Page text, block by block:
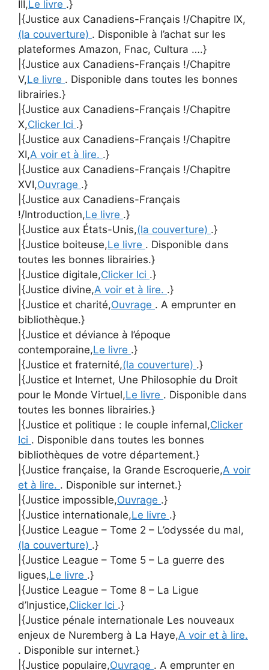
III,Le livre .}
|{Justice aux Canadiens-Français !/Chapitre IX,
(la couverture) . Disponible à l’achat sur les
plateformes Amazon, Fnac, Cultura ….}
|{Justice aux Canadiens-Français !/Chapitre
V,Le livre . Disponible dans toutes les bonnes
librairies.}
|{Justice aux Canadiens-Français !/Chapitre
X,Clicker Ici .}
|{Justice aux Canadiens-Français !/Chapitre
XI,A voir et à lire. .}
|{Justice aux Canadiens-Français !/Chapitre
XVI,Ouvrage .}
|{Justice aux Canadiens-Français
!/Introduction,Le livre .}
|{Justice aux États-Unis,(la couverture) .}
|{Justice boiteuse,Le livre . Disponible dans
toutes les bonnes librairies.}
|{Justice digitale,Clicker Ici .}
|{Justice divine,A voir et à lire. .}
|{Justice et charité,Ouvrage . A emprunter en
bibliothèque.}
|{Justice et déviance à l’époque
contemporaine,Le livre .}
|{Justice et fraternité,(la couverture) .}
|{Justice et Internet, Une Philosophie du Droit
pour le Monde Virtuel,Le livre . Disponible dans
toutes les bonnes librairies.}
|{Justice et politique : le couple infernal,Clicker
Ici . Disponible dans toutes les bonnes
bibliothèques de votre département.}
|{Justice française, la Grande Escroquerie,A voir
et à lire. . Disponible sur internet.}
|{Justice impossible,Ouvrage .}
|{Justice internationale,Le livre .}
|{Justice League – Tome 2 – L’odyssée du mal,
(la couverture) .}
|{Justice League – Tome 5 – La guerre des
ligues,Le livre .}
|{Justice League – Tome 8 – La Ligue
d’Injustice,Clicker Ici .}
|{Justice pénale internationale Les nouveaux
enjeux de Nuremberg à La Haye,A voir et à lire.
. Disponible sur internet.}
|{Justice populaire,Ouvrage . A emprunter en